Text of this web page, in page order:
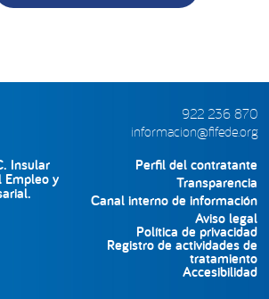
Insular
Empleo y
922 236 870
informacion@fifede.org
Perfil del contratante
Transparencia
Canal interno de información
Aviso legal
Política de privacidad
Registro de actividades de
tratamiento
Accesibilidad